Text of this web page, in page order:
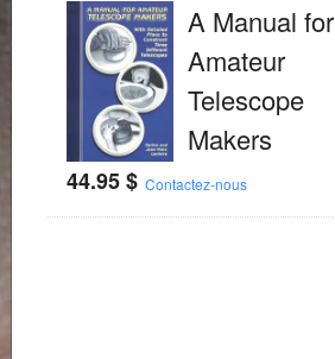
A Manual for
Amateur
Telescope
Makers
44.95$ Contactez-nous